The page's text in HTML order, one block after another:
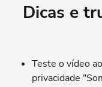
Dicas e
Teste o vídeo
privacidade